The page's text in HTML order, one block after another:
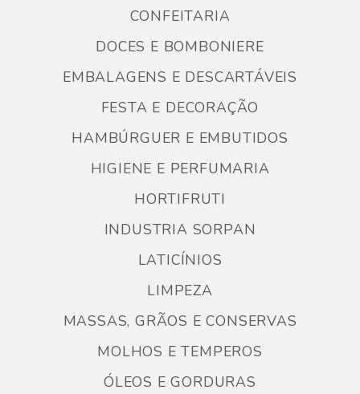
CONFEITARIA
DOCES E BOMBONIERE
EMBALAGENS E DESCARTÁVEIS
FESTA E DECORAÇÃO
HAMBÚRGUER E EMBUTIDOS
HIGIENE E PERFUMARIA
HORTIFRUTI
INDUSTRIA SORPAN
LATICÍNIOS
LIMPEZA
MASSAS, GRÃOS E CONSERVAS
MOLHOS E TEMPEROS
ÓLEOS E GORDURAS